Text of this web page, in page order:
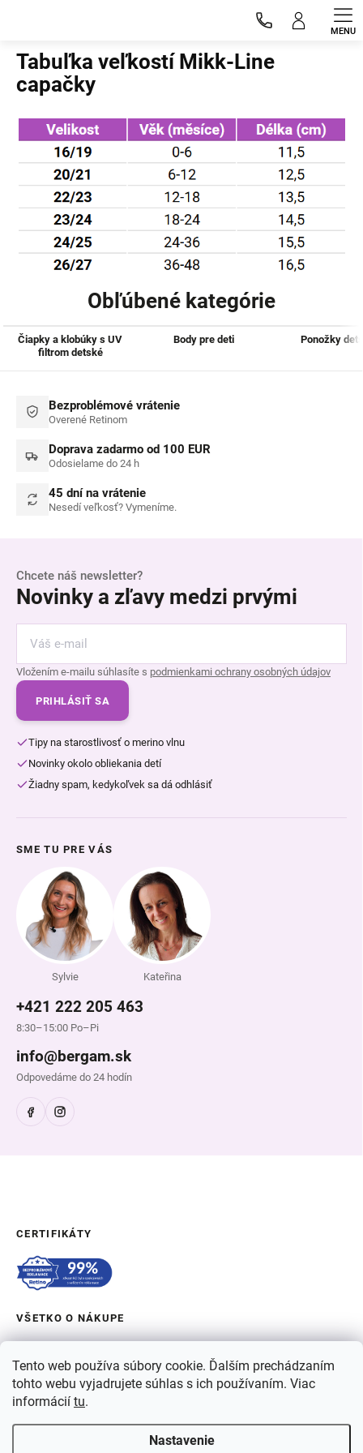
Tento web používa súbory cookie. Ďalším prechádzaním
tohto webu vyjadrujete súhlas s ich používaním. Viac
informácií tu.
Nastavenie
Tabuľka veľkostí Mikk-Line
capačky
Obľúbené kategórie
Čiapky a klobúky s UV
filtrom detské
Body pre deti Ponožky
Bezproblémové vrátenie
Overené Retinom
Doprava zadarmo od 100 EUR
Odosielame do 24 h
45 dní na vrátenie
Nesedí veľkosť? Vymeníme.
Chcete náš newsletter?
Novinky a zľavy medzi prvými
Vložením e-mailu súhlasíte s podmienkami ochrany osobných údajov
PRIHLÁSIŤ SA
Tipy na starostlivosť o merino vlnu
Novinky okolo obliekania detí
Žiadny spam, kedykoľvek sa dá odhlásiť
SME TU PRE VÁS
Sylvie Kateřina
+421 222 205 463
8:30–15:00 Po–Pi
info@bergam.sk
Odpovedáme do 24 hodín
CERTIFIKÁTY
VŠETKO O NÁKUPE
OBJEDNÁVKA A DOPRAVA
O BERGAME